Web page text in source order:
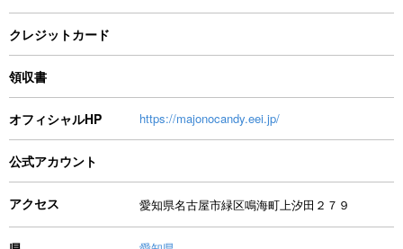
クレジットカード
領収書
オフィシャルHP https://majonocandy.eei.jp/
公式アカウント
アクセス 愛知県名古屋市緑区鳴海町上汐田２７９